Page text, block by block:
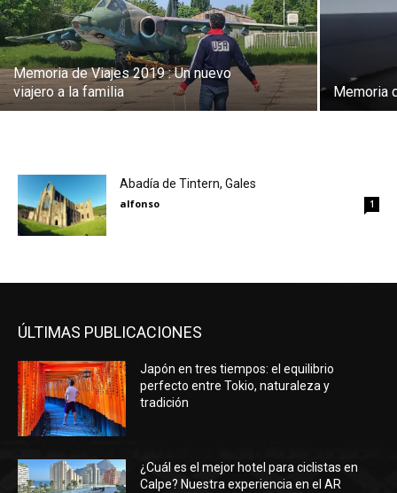
Memoria de Viajes 2019 : Un nuevo
viajero a la familia
Memoria
Abadía de Tintern, Gales
alfonso 1
ÚLTIMAS PUBLICACIONES
Japón en tres tiempos: el equilibrio
perfecto entre Tokio, naturaleza y
tradición
¿Cuál es el mejor hotel para ciclistas en
Calpe? Nuestra experiencia en el AR